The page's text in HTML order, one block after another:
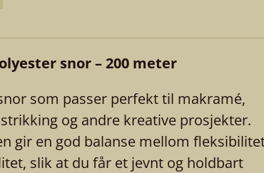
snor – 200 meter
som passer perfekt til makramé,
og andre kreative prosjekter.
gir en god balanse mellom
slik at du får et jevnt og holdbart